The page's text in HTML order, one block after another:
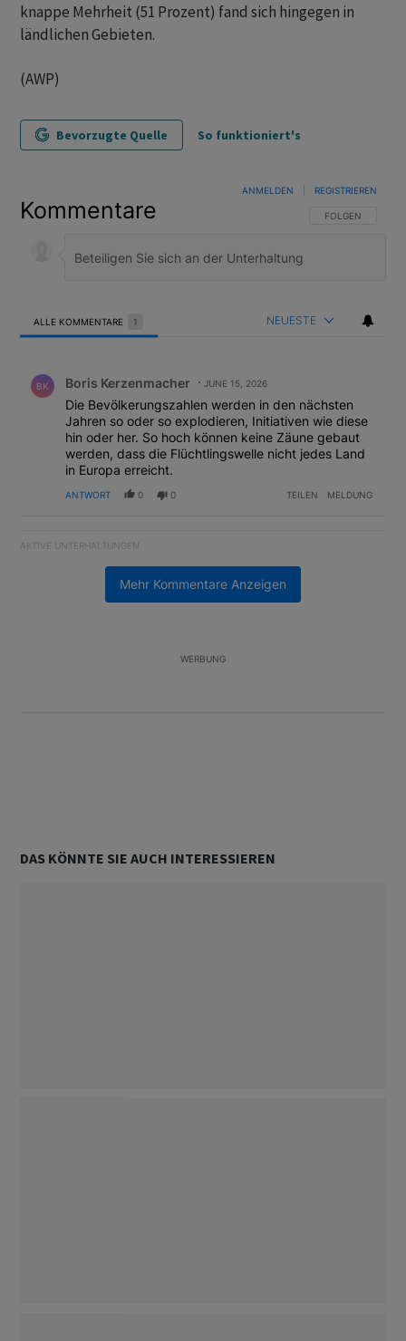
knappe Mehrheit (51 Prozent) fand sich hingegen in
ländlichen Gebieten.
(AWP)
Bevorzugte Quelle So funktioniert's
Mehr Kommentare Anzeigen
Kommentare FOLGE DIESER
FOLGEN
ANMELDEN REGISTRIEREN
ALLE KOMMENTARE 1 NEUESTE
BK Boris Kerzenmacher JUNE 15, 2026
Die Bevölkerungszahlen werden in den nächsten
Jahren so oder so explodieren, Initiativen wie diese
hin oder her. So hoch können keine Zäune gebaut
werden, dass die Flüchtlingswelle nicht jedes Land
in Europa erreicht.
ANTWORT 0 0 TEILEN MELDUNG
AKTIVE UNTERHALTUNGEN
Ein Trendartikel mit dem Titel "Fifa verwirft Pläne für den
Fifa verwirft Pläne für den Verkauf von WM-Anteilen
WERBUNG
DAS KÖNNTE SIE AUCH INTERESSIEREN